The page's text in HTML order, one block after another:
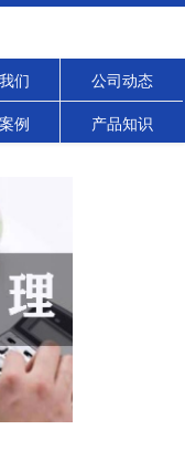
们 公司动态
例 产品知识